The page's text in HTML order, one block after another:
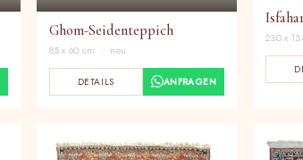
Ghom-Seidenteppich
85 x 60 cm · neu
DETAILS ANFRAGEN
230 x